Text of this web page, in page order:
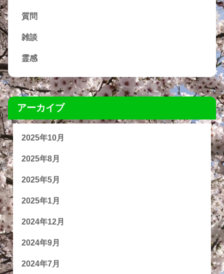
質問
雑談
霊感
アーカイブ
2025年10月
2025年8月
2025年5月
2025年1月
2024年12月
2024年9月
2024年7月